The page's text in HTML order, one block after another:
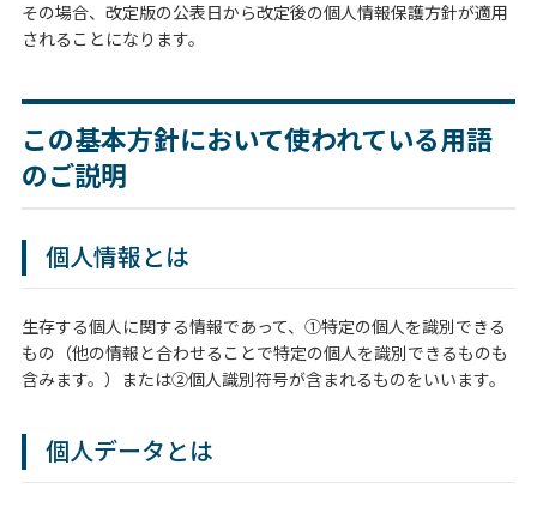
その場合、改定版の公表日から改定後の個人情報保護方針が適用
されることになります。
この基本方針において使われている用語
のご説明
個人情報とは
生存する個人に関する情報であって、①特定の個人を識別できる
もの（他の情報と合わせることで特定の個人を識別できるものも
含みます。）または②個人識別符号が含まれるものをいいます。
個人データとは